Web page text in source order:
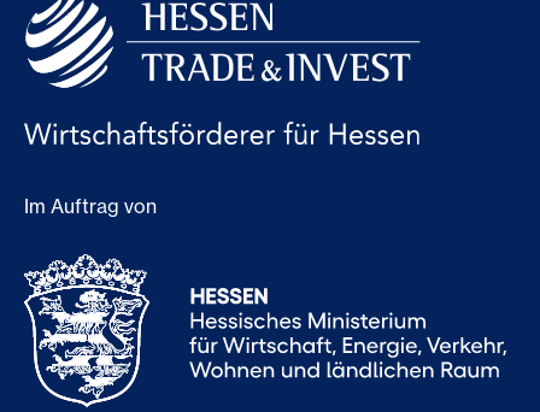
Im Auftrag von